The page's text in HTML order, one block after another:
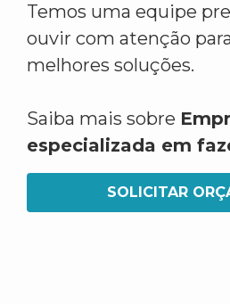
Temos uma equipe
ouvir com atenção
melhores soluções.
Saiba mais sobre
especializada em
SOLICITAR